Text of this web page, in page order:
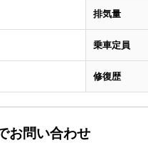
排気量
乗車定員
修復歴
お問い合わせ